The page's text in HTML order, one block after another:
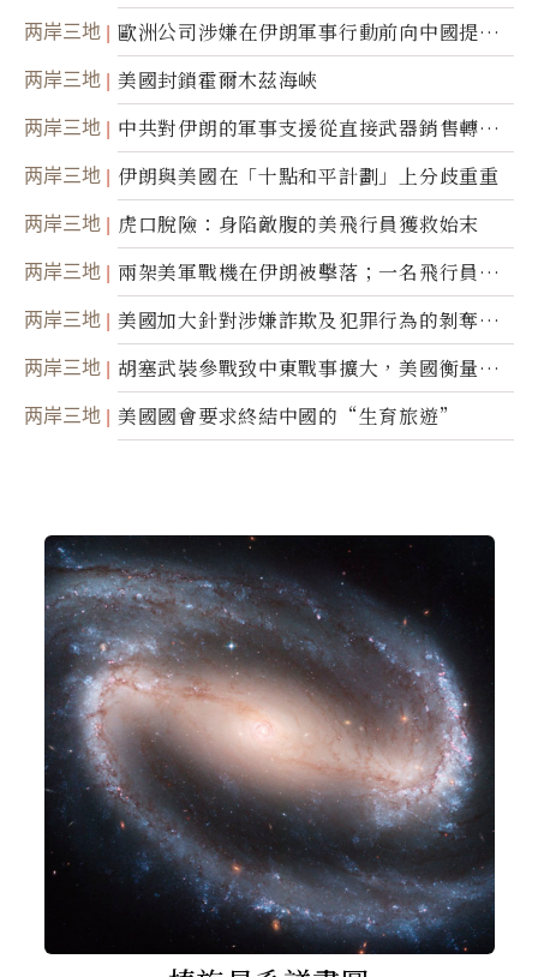
職責
两岸三地
歐洲公司涉嫌在伊朗軍事行動前向中國提供
美軍基地的衛星影像
两岸三地 美國封鎖霍爾木茲海峽
两岸三地
中共對伊朗的軍事支援從直接武器銷售轉向
間接技術轉讓
两岸三地 伊朗與美國在「十點和平計劃」上分歧重重
两岸三地 虎口脫險：身陷敵腹的美飛行員獲救始末
两岸三地
兩架美軍戰機在伊朗被擊落；一名飛行員失
蹤
两岸三地
美國加大針對涉嫌詐欺及犯罪行為的剝奪公
民權力度
两岸三地
胡塞武裝參戰致中東戰事擴大，美國衡量地
面入侵的可能性
两岸三地 美國國會要求終結中國的“生育旅遊”